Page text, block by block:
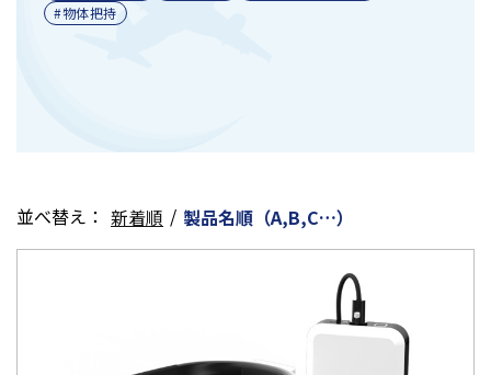
#物体把持
並べ替え： 新着順 / 製品名順（A,B,C…）